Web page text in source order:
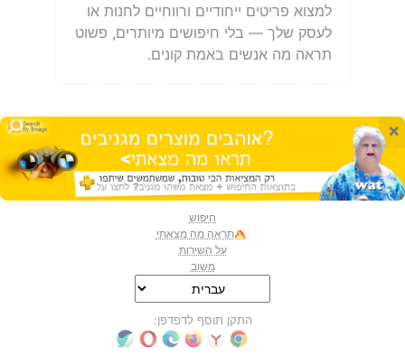
למצוא פריטים ייחודיים ורווחיים לחנות או
לעסק שלך — בלי חיפושים מיותרים, פשוט
תראה מה אנשים באמת קונים.
×
חיפוש
תראה מה מצאתי
על השירות
משוב
התקן תוסף לדפדפן: